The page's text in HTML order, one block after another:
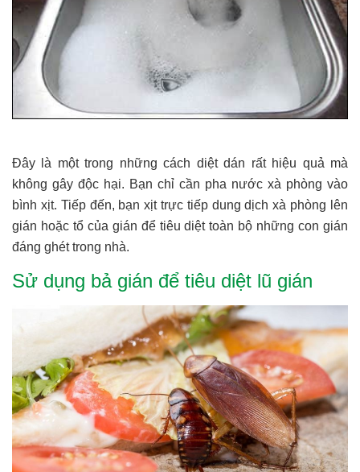
Đây là một trong những cách diệt dán rất hiệu quả mà
không gây độc hại. Bạn chỉ cần pha nước xà phòng vào
bình xịt. Tiếp đến, bạn xịt trực tiếp dung dịch xà phòng lên
gián hoặc tổ của gián để tiêu diệt toàn bộ những con gián
đáng ghét trong nhà.
Sử dụng bả gián để tiêu diệt lũ gián